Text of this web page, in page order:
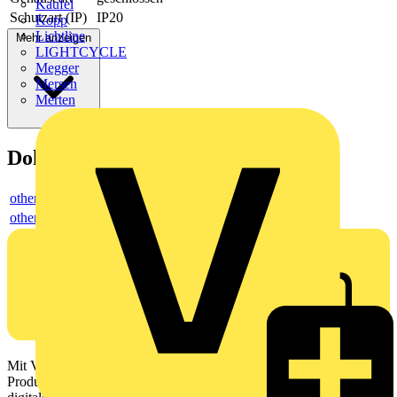
Kaufel
Kopp
Lichtline
LIGHTCYCLE
Megger
Mersen
Merten
Schutzart (IP)
IP20
Mehr anzeigen
Dokumente
others
others
Mit Voltimum erhalten Elektrofachkräfte Zugang zu Branchennews,
Produktinformationen, Schulungen und Tools – alles auf einer